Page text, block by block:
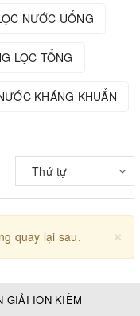
NƯỚC UỐNG
LỌC TỔNG
KHÁNG KHUẨN
Thứ tự
×
quay lại sau.
GIẢI ION KIỀM